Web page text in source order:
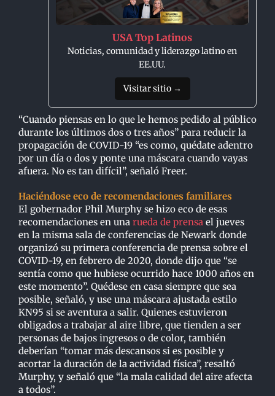
USA Top Latinos
Noticias, comunidad y liderazgo latino en
EE.UU.
Visitar sitio →
“Cuando piensas en lo que le hemos pedido al público
durante los últimos dos o tres años” para reducir la
propagación de COVID-19 “es como, quédate adentro
por un día o dos y ponte una máscara cuando vayas
afuera. No es tan difícil”, señaló Freer.
Haciéndose eco de recomendaciones familiares
El gobernador Phil Murphy se hizo eco de esas
recomendaciones en una rueda de prensael jueves
en la misma sala de conferencias de Newark donde
organizó su primera conferencia de prensa sobre el
COVID-19, en febrero de 2020, donde dijo que “se
sentía como que hubiese ocurrido hace 1000 años en
este momento”. Quédese en casa siempre que sea
posible, señaló, y use una máscara ajustada estilo
KN95 si se aventura a salir. Quienes estuvieron
obligados a trabajar al aire libre, que tienden a ser
personas de bajos ingresos o de color, también
deberían “tomar más descansos si es posible y
acortar la duración de la actividad física”, resaltó
Murphy, y señaló que “la mala calidad del aire afecta
a todos”.